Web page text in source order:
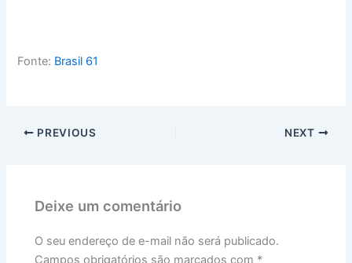
Fonte: Brasil 61
PREVIOUS NEXT
Deixe um comentário
O seu endereço de e-mail não será publicado.
Campos obrigatórios são marcados com *